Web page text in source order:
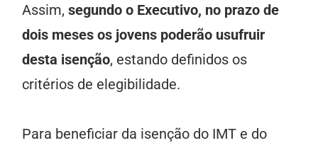
Assim, segundo o Executivo, no prazo de
dois meses os jovens poderão usufruir
desta isenção, estando definidos os
critérios de elegibilidade.
Para beneficiar da isenção do IMT e do